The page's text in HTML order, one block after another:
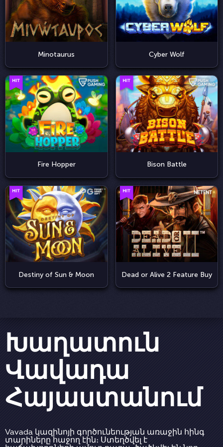
Minotaurus Cyber Wolf
Fire Hopper Bison Battle
Destiny of Sun & Moon Dead or Alive 2 Feature Buy
Խաղատուն
Վավադա
Հայաստանում
Vavada կազինոյի գործունեության առաջին հինգ
տարիները հաջող էին։ Ստեղծվել է